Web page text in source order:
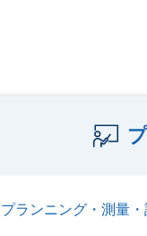
プランニング・測量